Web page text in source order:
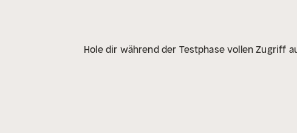
Hole dir während der Testphase vollen Zugriff